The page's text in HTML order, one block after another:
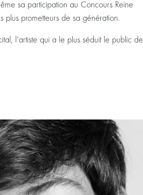
sa participation au Concours Reine
plus prometteurs de sa génération.
l'artiste qui a le plus séduit le public de